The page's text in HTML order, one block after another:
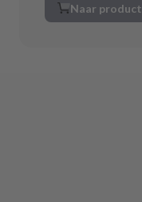
Naar product